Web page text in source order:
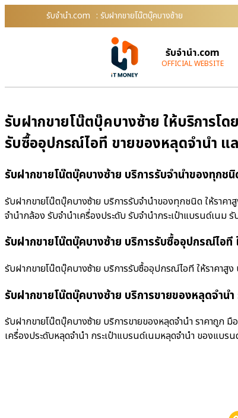
รับจํานํา.com : รับฝากขายโน๊ตบุ๊คบางซ้าย
รับจํานํา.com
OFFICIAL WEBSITE
รับฝากขายโน๊ตบุ๊คบางซ้าย ให้บริการโ
รับซื้ออุปกรณ์ไอที ขายของหลุดจำนำ แ
รับฝากขายโน๊ตบุ๊คบางซ้าย บริการรับจำนำของทุกชนิ
รับฝากขายโน๊ตบุ๊คบางซ้าย บริการรับจำนำของทุกชนิด ให้ราค
จำนำกล้อง รับจำนำเครื่องประดับ รับจำนำกระเป๋าแบรนด์เนม
รับฝากขายโน๊ตบุ๊คบางซ้าย บริการรับซื้ออุปกรณ์ไอที
รับฝากขายโน๊ตบุ๊คบางซ้าย บริการรับซื้ออุปกรณ์ไอที ให้ราคา
รับฝากขายโน๊ตบุ๊คบางซ้าย บริการขายของหลุดจำนำ
รับฝากขายโน๊ตบุ๊คบางซ้าย บริการขายของหลุดจำนำ ราคาถูก
เครื่องประดับหลุดจำนำ กระเป๋าแบรนด์เนมหลุดจำนำ ของแบร